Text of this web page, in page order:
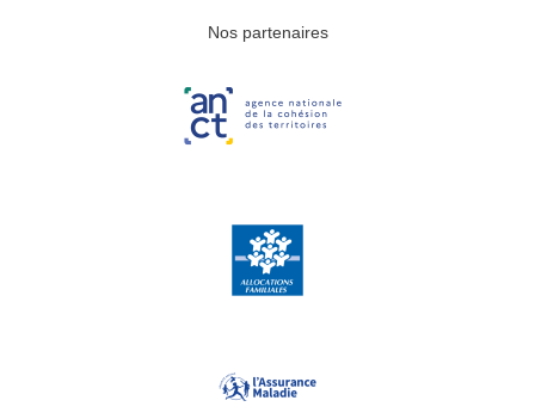
Nos partenaires